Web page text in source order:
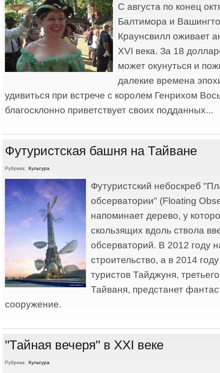
С августа по конец
Балтимора и
Краунсвилл оживает
XVI века. За 18
может окунуться и
далекие времена
удивиться при встрече с королем Генрихом
благосклонно приветствует своих подданных...
Футуристская башня на Тайване
Рубрика: Культура
Футуристский небоскреб
обсерватории" (Floating
напоминает дерево, у
скользящих вдоль ствола
обсерваторий. В 2012 году
строительство, а в 2014
туристов Тайджуня,
Тайваня, предстанет
сооружение.
"Тайная вечеря" в XXI веке
Рубрика: Культура